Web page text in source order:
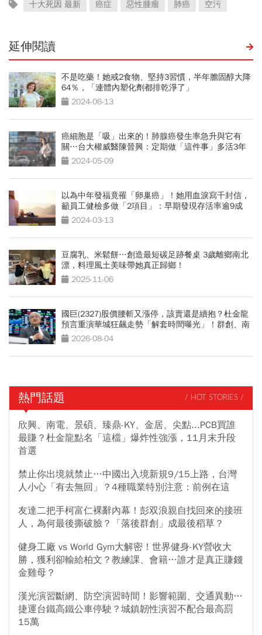
十大死因 最新 癌症 惡性腫瘤 肺癌 空污
延伸閱讀
不是吃藥！她戒2食物、堅持3習慣，半年膽固醇大降
64％，「連體內塑化劑都排乾淨了」
2024-06-13
癌細胞是「吸」出來的！肺腺癌發生率急升與它有
關…台大權威醫陳晉興：定期做「這件事」多活3年
2024-05-09
以為中年發福竟罹「卵巢癌」！她用血淚寫千封信，
籲員工健檢多做「2項目」：早期發現存活率逾9成
2024-03-13
豆腐乳、米鬆餅…創造最短碳足跡餐桌 3歲離鄉南北
漂，料理風土美味帶她真正歸鄉！
2025-11-06
國巨(2327)股價腰斬又漲停，該賣還是續抱？杜金龍
預言重演華城狂飆走勢「解套時間曝光」！群創、南
亞科也點名
2026-08-04
熱門話題 / HOT STORIES /
欣興、南電、景碩、臻鼎-KY、金居、尖點...PCB買誰
最賺？杜金龍點名「這檔」爆炸性強漲，11月末升段
首選
禁止你出境就禁止…中國出入境新規9/15上路，台灣
人小心「有去無回」？4種職業特別注意：前例在這
友達二把手柯富仁裸辭內幕！彭双浪親自找回來的接班
人，為何最後撕破臉？「落後群創」成最後稻草？
健身工廠 vs World Gym大解密！世界健身-KY營收大
勝，獲利卻輸給柏文？教練課、會籍…誰才是真正賺錢
金雞母？
漢光演習斷網、防空演習時間！影響範圍、交通異動…
捷運台鐵高鐵公車停駛？城鎮韌性演習不配合最高罰
15萬